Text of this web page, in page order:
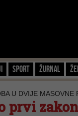
Sport Žurnal
U DVIJE MASOVNE
prvi